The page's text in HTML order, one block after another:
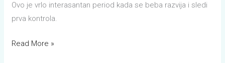
Ovo je vrlo interasantan period kada se beba razvija i sledi
prva kontrola.
Read More »